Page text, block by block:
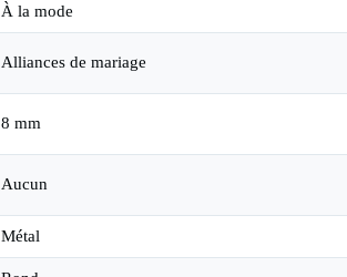
À la mode
Alliances de mariage
8 mm
Aucun
Métal